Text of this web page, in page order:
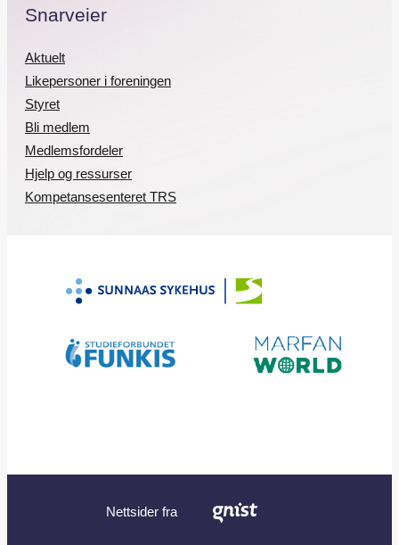
Snarveier
Aktuelt
Likepersoner i foreningen
Styret
Bli medlem
Medlemsfordeler
Hjelp og ressurser
Kompetansesenteret TRS
Nettsider fra